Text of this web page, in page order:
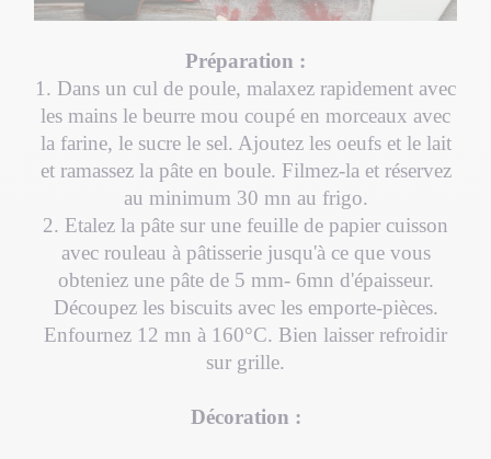
Préparation :
1. Dans un cul de poule, malaxez rapidement avec
les mains le beurre mou coupé en morceaux avec
la farine, le sucre le sel. Ajoutez les oeufs et le lait
et ramassez la pâte en boule. Filmez-la et réservez
au minimum 30 mn au frigo.
2. Etalez la pâte sur une feuille de papier cuisson
avec rouleau à pâtisserie jusqu'à ce que vous
obteniez une pâte de 5 mm- 6mn d'épaisseur.
Découpez les biscuits avec les emporte-pièces.
Enfournez 12 mn à 160°C. Bien laisser refroidir
sur grille.
Décoration :